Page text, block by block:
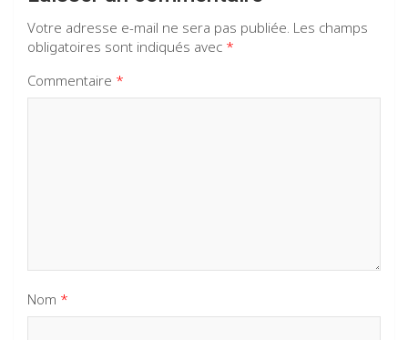
Votre adresse e-mail ne sera pas publiée. Les champs
obligatoires sont indiqués avec *
Commentaire *
Nom *